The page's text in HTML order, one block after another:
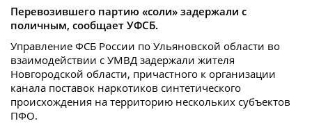
Перевозившего партию «соли» задержали с
поличным, сообщает УФСБ.
Управление ФСБ России по Ульяновской области во
взаимодействии с УМВД задержали жителя
Новгородской области, причастного к организации
канала поставок наркотиков синтетического
происхождения на территорию нескольких субъектов
ПФО.